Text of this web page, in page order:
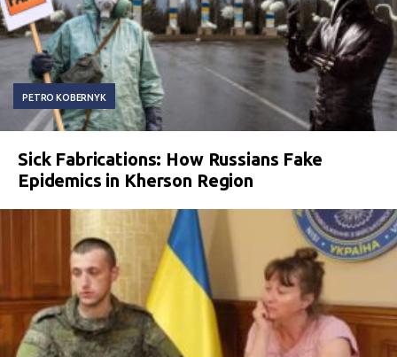
PETRO KOBERNYK
Sick Fabrications: How Russians Fake
Epidemics in Kherson Region